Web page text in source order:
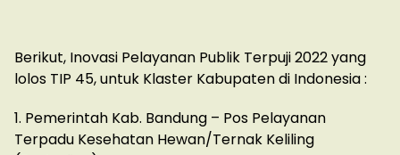
Berikut, Inovasi Pelayanan Publik Terpuji 2022 yang
lolos TIP 45, untuk Klaster Kabupaten di Indonesia :
1. Pemerintah Kab. Bandung – Pos Pelayanan
Terpadu Kesehatan Hewan/Ternak Keliling